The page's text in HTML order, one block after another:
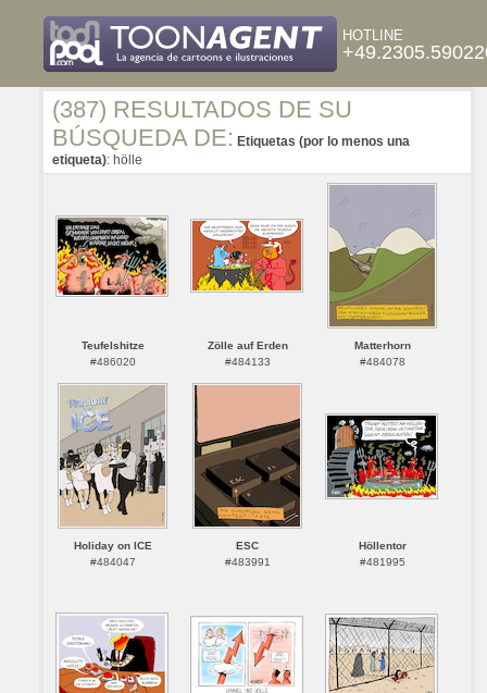
HOTLINE
(387) RESULTADOS DE SU
BÚSQUEDA DE: Etiquetas (por lo menos una
etiqueta): hölle
Teufelshitze
#486020
Zölle auf Erden
#484133
Matterhorn
#484078
Holiday on ICE
#484047
ESC
#483991
Höllentor
#481995